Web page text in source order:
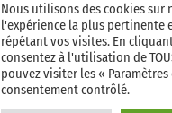
Nous utilisons des cookies
l'expérience la plus pertinente
répétant vos visites. En
consentez à l'utilisation de
pouvez visiter les «
consentement contrôlé.